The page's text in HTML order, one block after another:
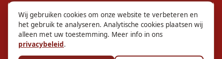
"Vlak bij De Oostvaardersplassen, Batavia Stad,
Aviodrome, Vliegveld Lelystad en nog veel
meer!"
Wij gebruiken cookies om onze website te verbeteren en
het gebruik te analyseren. Analytische cookies plaatsen wij
alleen met uw toestemming. Meer info in ons
privacybeleid.